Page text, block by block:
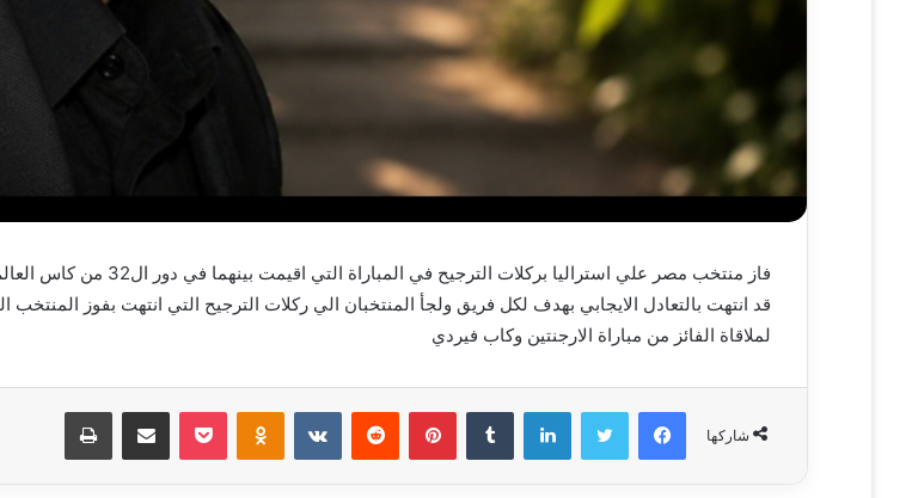
فاز منتخب مصر علي استراليا بركلات الترجيح في
لملاقاة الفائز من مباراة الارجنتين وكاب فيردي
شاركها
فيسبوك تويتر لينكدإن ‏Tumblr بينتيريست ‏Reddit
‏VKontakte
Odnoklassniki بوكيت مشاركة عبر البريد طباعة